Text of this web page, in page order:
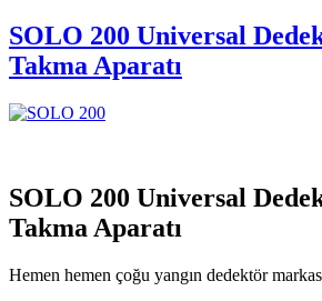
SOLO 200 Universal
Takma Aparatı
SOLO 200 Universal
Takma Aparatı
Hemen hemen çoğu yangın dedektör